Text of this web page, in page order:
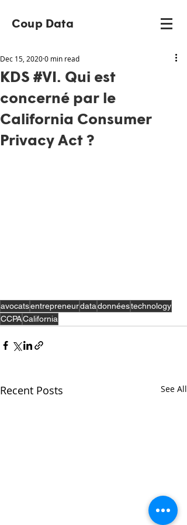
Coup Data
KDS #VI. Qui est
concerné par le
California Consumer
Privacy Act ?
Dec 15, 20200 min read
avocatsentrepreneurdatadonnéestechnology
CCPACalifornia
Recent Posts See All